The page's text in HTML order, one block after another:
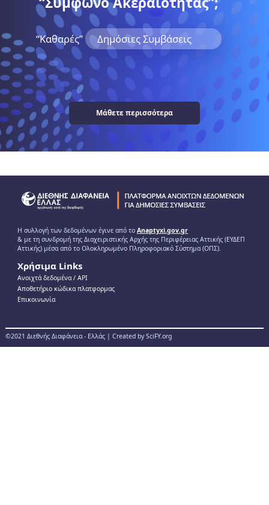
“Kαθαρές” Δημόσιες Συμβάσεις
Μάθετε περισσότερα
Η συλλογή των δεδομένων έγινε από το Anaptyxi.gov.gr
& με τη συνδρομή της Διαχειριστικής Αρχής της Περιφέρειας Αττικής (ΕΥΔΕΠ
Αττικής) μέσα από το Ολοκληρωμένο Πληροφοριακό Σύστημα (ΟΠΣ).
Χρήσιμα Links
Ανοιχτά δεδομένα / ΑPI
Αποθετήριο κώδικα πλατφορμας
Επικοινωνία
©2021 Διεθνής Διαφάνεια - Ελλάς | Created by SciFY.org